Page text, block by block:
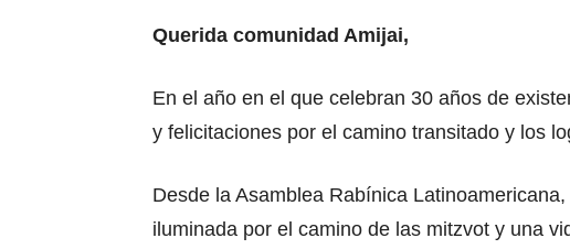
Querida comunidad Amijai,
En el año en el que celebran 30 años de
y felicitaciones por el camino transitado y los
Desde la Asamblea Rabínica
iluminada por el camino de las mitzvot y una